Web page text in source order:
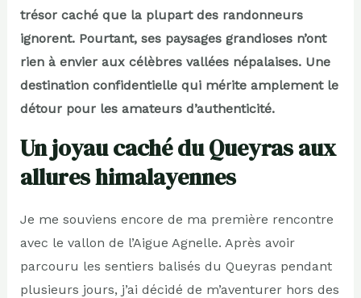
trésor caché que la plupart des randonneurs
ignorent. Pourtant, ses paysages grandioses n’ont
rien à envier aux célèbres vallées népalaises. Une
destination confidentielle qui mérite amplement le
détour pour les amateurs d’authenticité.
Un joyau caché du Queyras aux
allures himalayennes
Je me souviens encore de ma première rencontre
avec le vallon de l’Aigue Agnelle. Après avoir
parcouru les sentiers balisés du Queyras pendant
plusieurs jours, j’ai décidé de m’aventurer hors des